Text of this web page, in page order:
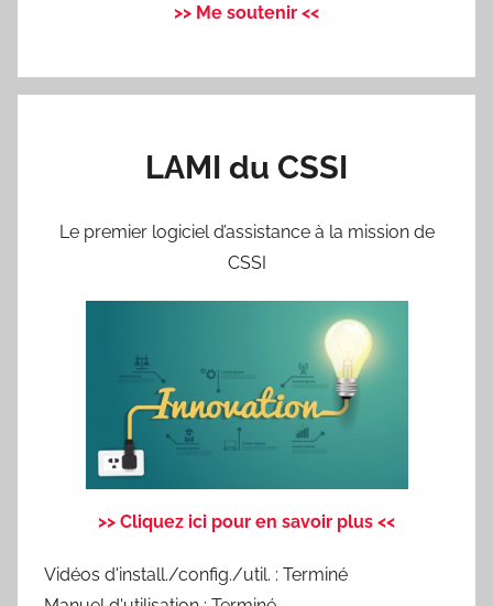
>> Me soutenir <<
LAMI du CSSI
Le premier logiciel d’assistance à la mission de
CSSI
>> Cliquez ici pour en savoir plus <<
Vidéos d'install./config./util. : Terminé